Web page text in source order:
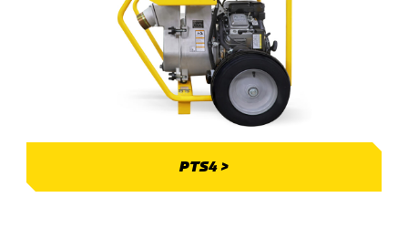
PTS4 >